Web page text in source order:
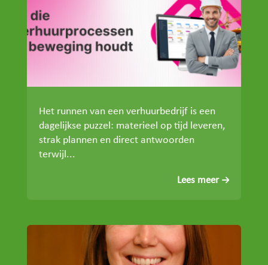
Het runnen van een verhuurbedrijf is een
dagelijkse puzzel: materieel op tijd leveren,
strak plannen en direct antwoorden
terwijl...
Lees meer